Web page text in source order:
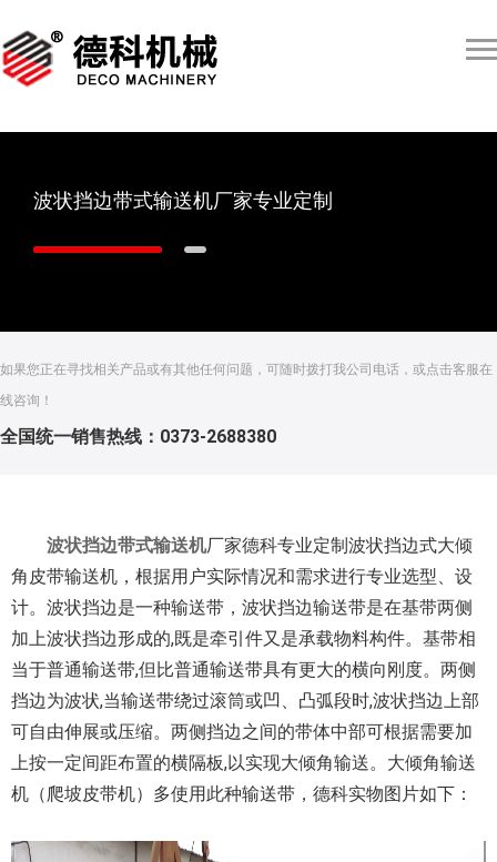
波状挡边带式输送机厂家专业定制
如果您正在寻找相关产品或有其他任何问题，可随时拨打我公司电话，或点击客服在
线咨询！
全国统一销售热线：0373-2688380
波状挡边带式输送机厂家德科专业定制波状挡边式大倾
角皮带输送机，根据用户实际情况和需求进行专业选型、设
计。波状挡边是一种输送带，波状挡边输送带是在基带两侧
加上波状挡边形成的,既是牵引件又是承载物料构件。基带相
当于普通输送带,但比普通输送带具有更大的横向刚度。两侧
挡边为波状,当输送带绕过滚筒或凹、凸弧段时,波状挡边上部
可自由伸展或压缩。两侧挡边之间的带体中部可根据需要加
上按一定间距布置的横隔板,以实现大倾角输送。大倾角输送
机（爬坡皮带机）多使用此种输送带，德科实物图片如下：